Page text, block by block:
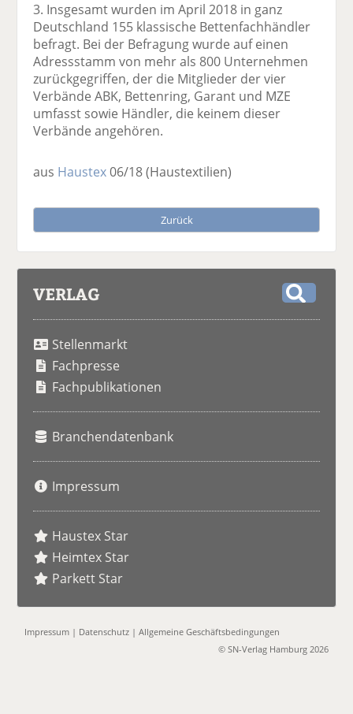
3. Insgesamt wurden im April 2018 in ganz
Deutschland 155 klassische Bettenfachhändler
befragt. Bei der Befragung wurde auf einen
Adressstamm von mehr als 800 Unternehmen
zurückgegriffen, der die Mitglieder der vier
Verbände ABK, Bettenring, Garant und MZE
umfasst sowie Händler, die keinem dieser
Verbände angehören.
aus Haustex06/18(Haustextilien)
Zurück
VERLAG
Stellenmarkt
Fachpresse
Fachpublikationen
Branchendatenbank
Impressum
Haustex Star
Heimtex Star
Parkett Star
Impressum | Datenschutz |Allgemeine Geschäftsbedingungen
© SN-Verlag Hamburg 2026